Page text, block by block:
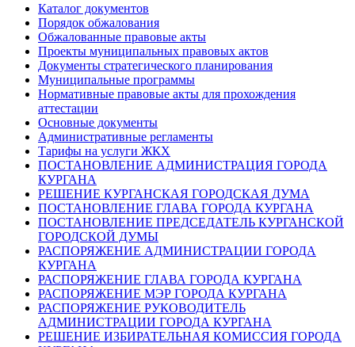
Каталог документов
Порядок обжалования
Обжалованные правовые акты
Проекты муниципальных правовых актов
Документы стратегического планирования
Муниципальные программы
Нормативные правовые акты для прохождения
аттестации
Основные документы
Административные регламенты
Тарифы на услуги ЖКХ
ПОСТАНОВЛЕНИЕ АДМИНИСТРАЦИЯ ГОРОДА
КУРГАНА
РЕШЕНИЕ КУРГАНСКАЯ ГОРОДСКАЯ ДУМА
ПОСТАНОВЛЕНИЕ ГЛАВА ГОРОДА КУРГАНА
ПОСТАНОВЛЕНИЕ ПРЕДСЕДАТЕЛЬ КУРГАНСКОЙ
ГОРОДСКОЙ ДУМЫ
РАСПОРЯЖЕНИЕ АДМИНИСТРАЦИИ ГОРОДА
КУРГАНА
РАСПОРЯЖЕНИЕ ГЛАВА ГОРОДА КУРГАНА
РАСПОРЯЖЕНИЕ МЭР ГОРОДА КУРГАНА
РАСПОРЯЖЕНИЕ РУКОВОДИТЕЛЬ
АДМИНИСТРАЦИИ ГОРОДА КУРГАНА
РЕШЕНИЕ ИЗБИРАТЕЛЬНАЯ КОМИССИЯ ГОРОДА